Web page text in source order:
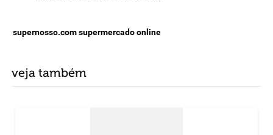
supernosso.com supermercado online
veja também